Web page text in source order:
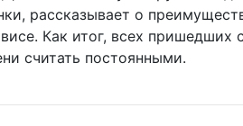
рассказывает о
Как итог, всех
считать постоянными.